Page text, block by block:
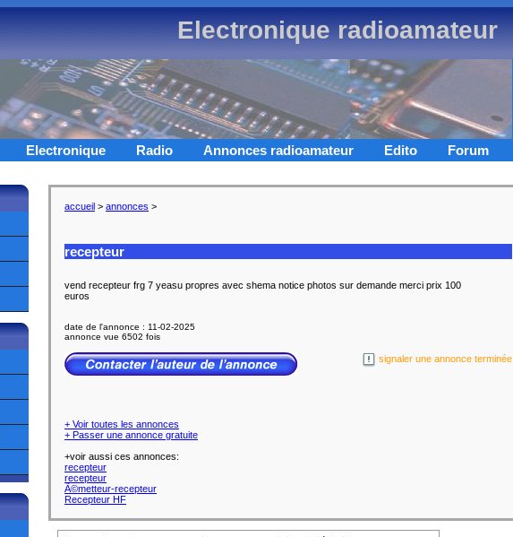
Electronique radioamateur
Electronique Radio Annonces radioamateur Edito Forum
accueil > annonces >
recepteur
vend recepteur frg 7 yeasu propres avec shema notice photos sur demande merci prix 100
euros
date de l'annonce : 11-02-2025
annonce vue 6502 fois
signaler une annonce terminée
+ Voir toutes les annonces
+ Passer une annonce gratuite
+voir aussi ces annonces:
recepteur
recepteur
Ã©metteur-recepteur
Recepteur HF